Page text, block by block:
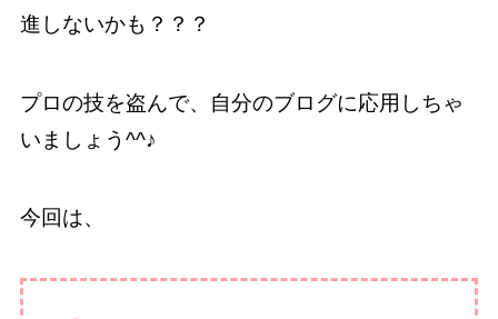
進しないかも？？？
プロの技を盗んで、自分のブログに応用しちゃ
いましょう^^♪
今回は、